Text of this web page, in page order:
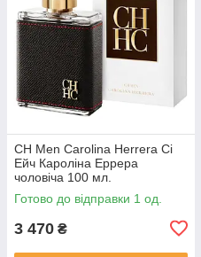
CH Men Carolina Herrera Сі
Ейч Кароліна Еррера
чоловіча 100 мл.
Готово до відправки 1 од.
3 470 ₴